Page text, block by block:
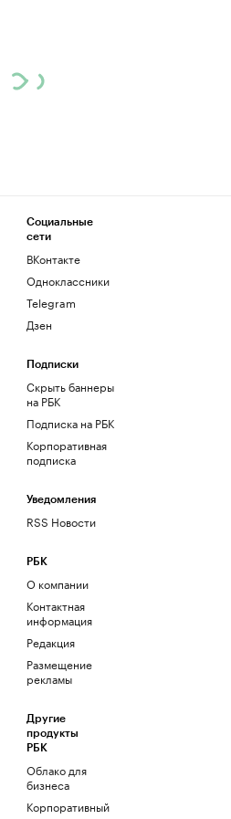
Социальные
сети
ВКонтакте
Одноклассники
Telegram
Дзен
Подписки
Скрыть баннеры
на РБК
Подписка на РБК
Корпоративная
подписка
Уведомления
RSS Новости
РБК
О компании
Контактная
информация
Редакция
Размещение
рекламы
Другие
продукты
РБК
Облако для
бизнеса
Корпоративный